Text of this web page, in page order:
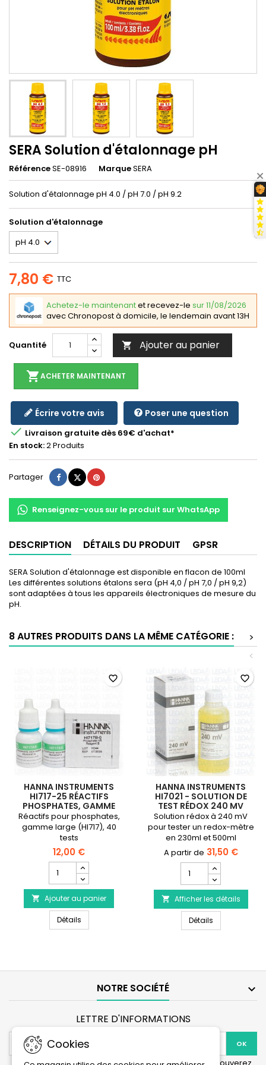
SERA Solution d'étalonnage pH
RéférenceSE-08916 MarqueSERA
Solution d'étalonnage pH 4.0 / pH 7.0 / pH 9.2
Solution d'étalonnage
7,80 € TTC
Achetez-le maintenantet recevez-le sur 11/08/2026
avec Chronopost à domicile, le lendemain avant 13H
Quantité  Ajouter au panier
shopping_cartACHETER MAINTENANT
Écrire votre avis Poser une question
 Livraison gratuite dès 69€ d'achat*
En stock:2 Produits
Partager Partager
TweetPinterest
Renseignez-vous sur le produit sur WhatsApp
DESCRIPTION DÉTAILS DU PRODUIT GPSR
SERA Solution d'étalonnage est disponible en flacon de 100ml
Les différentes solutions étalons sera (pH 4,0 / pH 7,0 / pH 9,2)
sont adaptées à tous les appareils électroniques de mesure du
pH.
8 AUTRES PRODUITS DANS LA MÊME CATÉGORIE :
>
<
HANNA INSTRUMENTS
HI717-25 RÉACTIFS
PHOSPHATES, GAMME
LARGE POUR MINI-
PHOTOMÈTRE CHECKER
HI717
Réactifs pour phosphates,
gamme large (HI717), 40
tests
12,00 €
quantité
du
produit
HANNA
INSTRUMENTS
HI717-
gamme
photomètre
HI717
 Ajouter au panier
DétailsHANNA INSTRUMENTS HI717-25 Réactifs
favorite_border
HANNA INSTRUMENTS
HI7021 - SOLUTION DE
TEST RÉDOX 240 MV
Solution rédox à 240 mV
pour tester un redox-mètre
en 230ml et 500ml
31,50 €
quantité
du
produit
HANNA
INSTRUMENTS
HI7021
test
 Afficher les détails
DétailsHANNA
favorite_border
NOTRE SOCIÉTÉ 
Cookies
LETTRE D'INFORMATIONS